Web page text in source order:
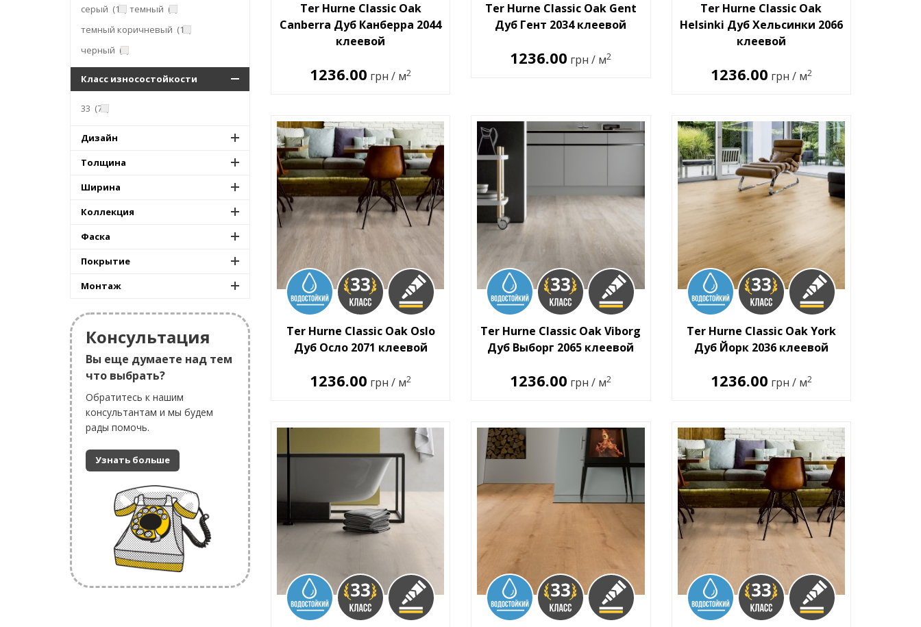
серый (17) темный (4)
темный коричневый (15)
черный (1)
Класс износостойкости
33 (72)
Дизайн
Толщина
Ширина
Коллекция
Фаска
Покрытие
Монтаж
Консультация
Вы еще думаете над тем
что выбрать?
Обратитесь к нашим
консультантам и мы будем
рады помочь.
Узнать больше
Ter Hurne Classic Oak
Canberra Дуб Канберра 2044
клеевой
1236.00 грн / м2
Ter Hurne Classic Oak Gent
Дуб Гент 2034 клеевой
1236.00 грн / м2
Ter Hurne Classic Oak
Helsinki Дуб Хельсинки 2066
клеевой
1236.00 грн / м2
Ter Hurne Classic Oak Oslo
Дуб Осло 2071 клеевой
1236.00 грн / м2
Ter Hurne Classic Oak Viborg
Дуб Выборг 2065 клеевой
1236.00 грн / м2
Ter Hurne Classic Oak York
Дуб Йорк 2036 клеевой
1236.00 грн / м2